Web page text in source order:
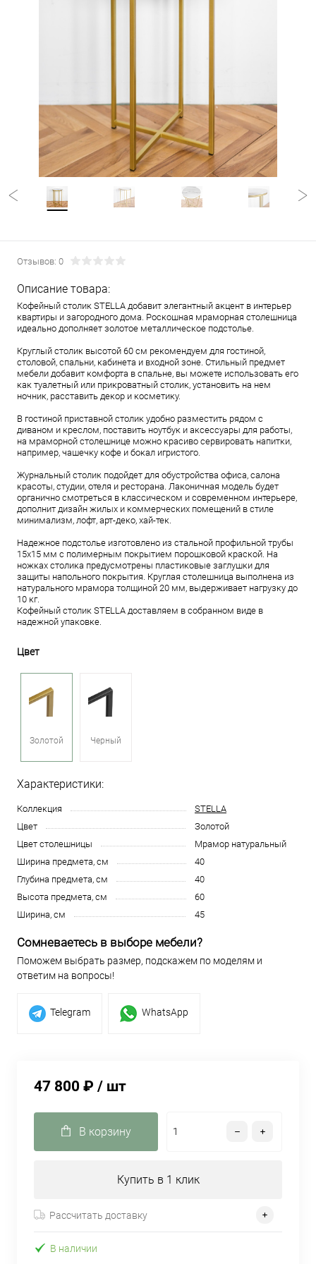
Отзывов: 0
Описание товара:
Кофейный столик STELLA добавит элегантный акцент в интерьер
квартиры и загородного дома. Роскошная мраморная столешница
идеально дополняет золотое металлическое подстолье.
Круглый столик высотой 60 см рекомендуем для гостиной,
столовой, спальни, кабинета и входной зоне. Стильный предмет
мебели добавит комфорта в спальне, вы можете использовать его
как туалетный или прикроватный столик, установить на нем
ночник, расставить декор и косметику.
В гостиной приставной столик удобно разместить рядом с
диваном и креслом, поставить ноутбук и аксессуары для работы,
на мраморной столешнице можно красиво сервировать напитки,
например, чашечку кофе и бокал игристого.
Журнальный столик подойдет для обустройства офиса, салона
красоты, студии, отеля и ресторана. Лаконичная модель будет
органично смотреться в классическом и современном интерьере,
дополнит дизайн жилых и коммерческих помещений в стиле
минимализм, лофт, арт-деко, хай-тек.
Надежное подстолье изготовлено из стальной профильной трубы
15х15 мм с полимерным покрытием порошковой краской. На
ножках столика предусмотрены пластиковые заглушки для
защиты напольного покрытия. Круглая столешница выполнена из
натурального мрамора толщиной 20 мм, выдерживает нагрузку до
10 кг.
Кофейный столик STELLA доставляем в собранном виде в
надежной упаковке.
Цвет
Золотой Черный
Характеристики:
Коллекция
STELLA
Цвет
Золотой
Цвет столешницы
Мрамор натуральный
Ширина предмета, см
40
Глубина предмета, см
40
Высота предмета, см
60
Ширина, см
45
Сомневаетесь в выборе мебели?
Поможем выбрать размер, подскажем по моделям и
ответим на вопросы!
Telegram WhatsApp
47 800 ₽ / шт
В корзину
Купить в 1 клик
Рассчитать доставку
В наличии